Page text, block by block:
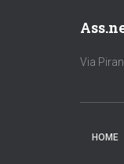
Via
HOME